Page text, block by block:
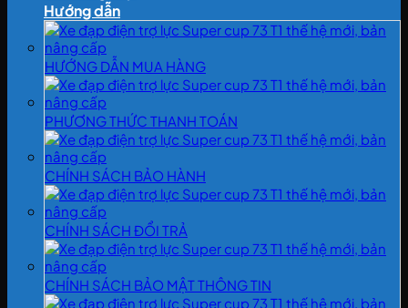
Hướng dẫn
HƯỚNG DẪN MUA HÀNG
PHƯƠNG THỨC THANH TOÁN
CHÍNH SÁCH BẢO HÀNH
CHÍNH SÁCH ĐỔI TRẢ
CHÍNH SÁCH BẢO MẬT THÔNG TIN